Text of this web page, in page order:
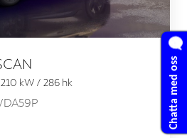
kW / 286 hk Chatta med oss